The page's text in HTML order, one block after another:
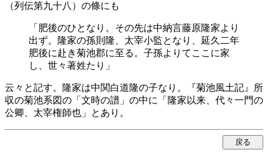
（列伝第九十八）の條にも
「肥後のひとなり。その先は中納言藤原隆家より
出ず。隆家の孫則隆、太宰小監となり、延久二年
肥後に赴き菊池郡に至る。子孫よりてここに家
し、世々著姓たり」
云々と記す。隆家は中関白道隆の子なり。『菊池風土記』所
収の菊池系図の「文時の譜」の中に「隆家以来、代々一門の
公卿、太宰権師也」とあり。